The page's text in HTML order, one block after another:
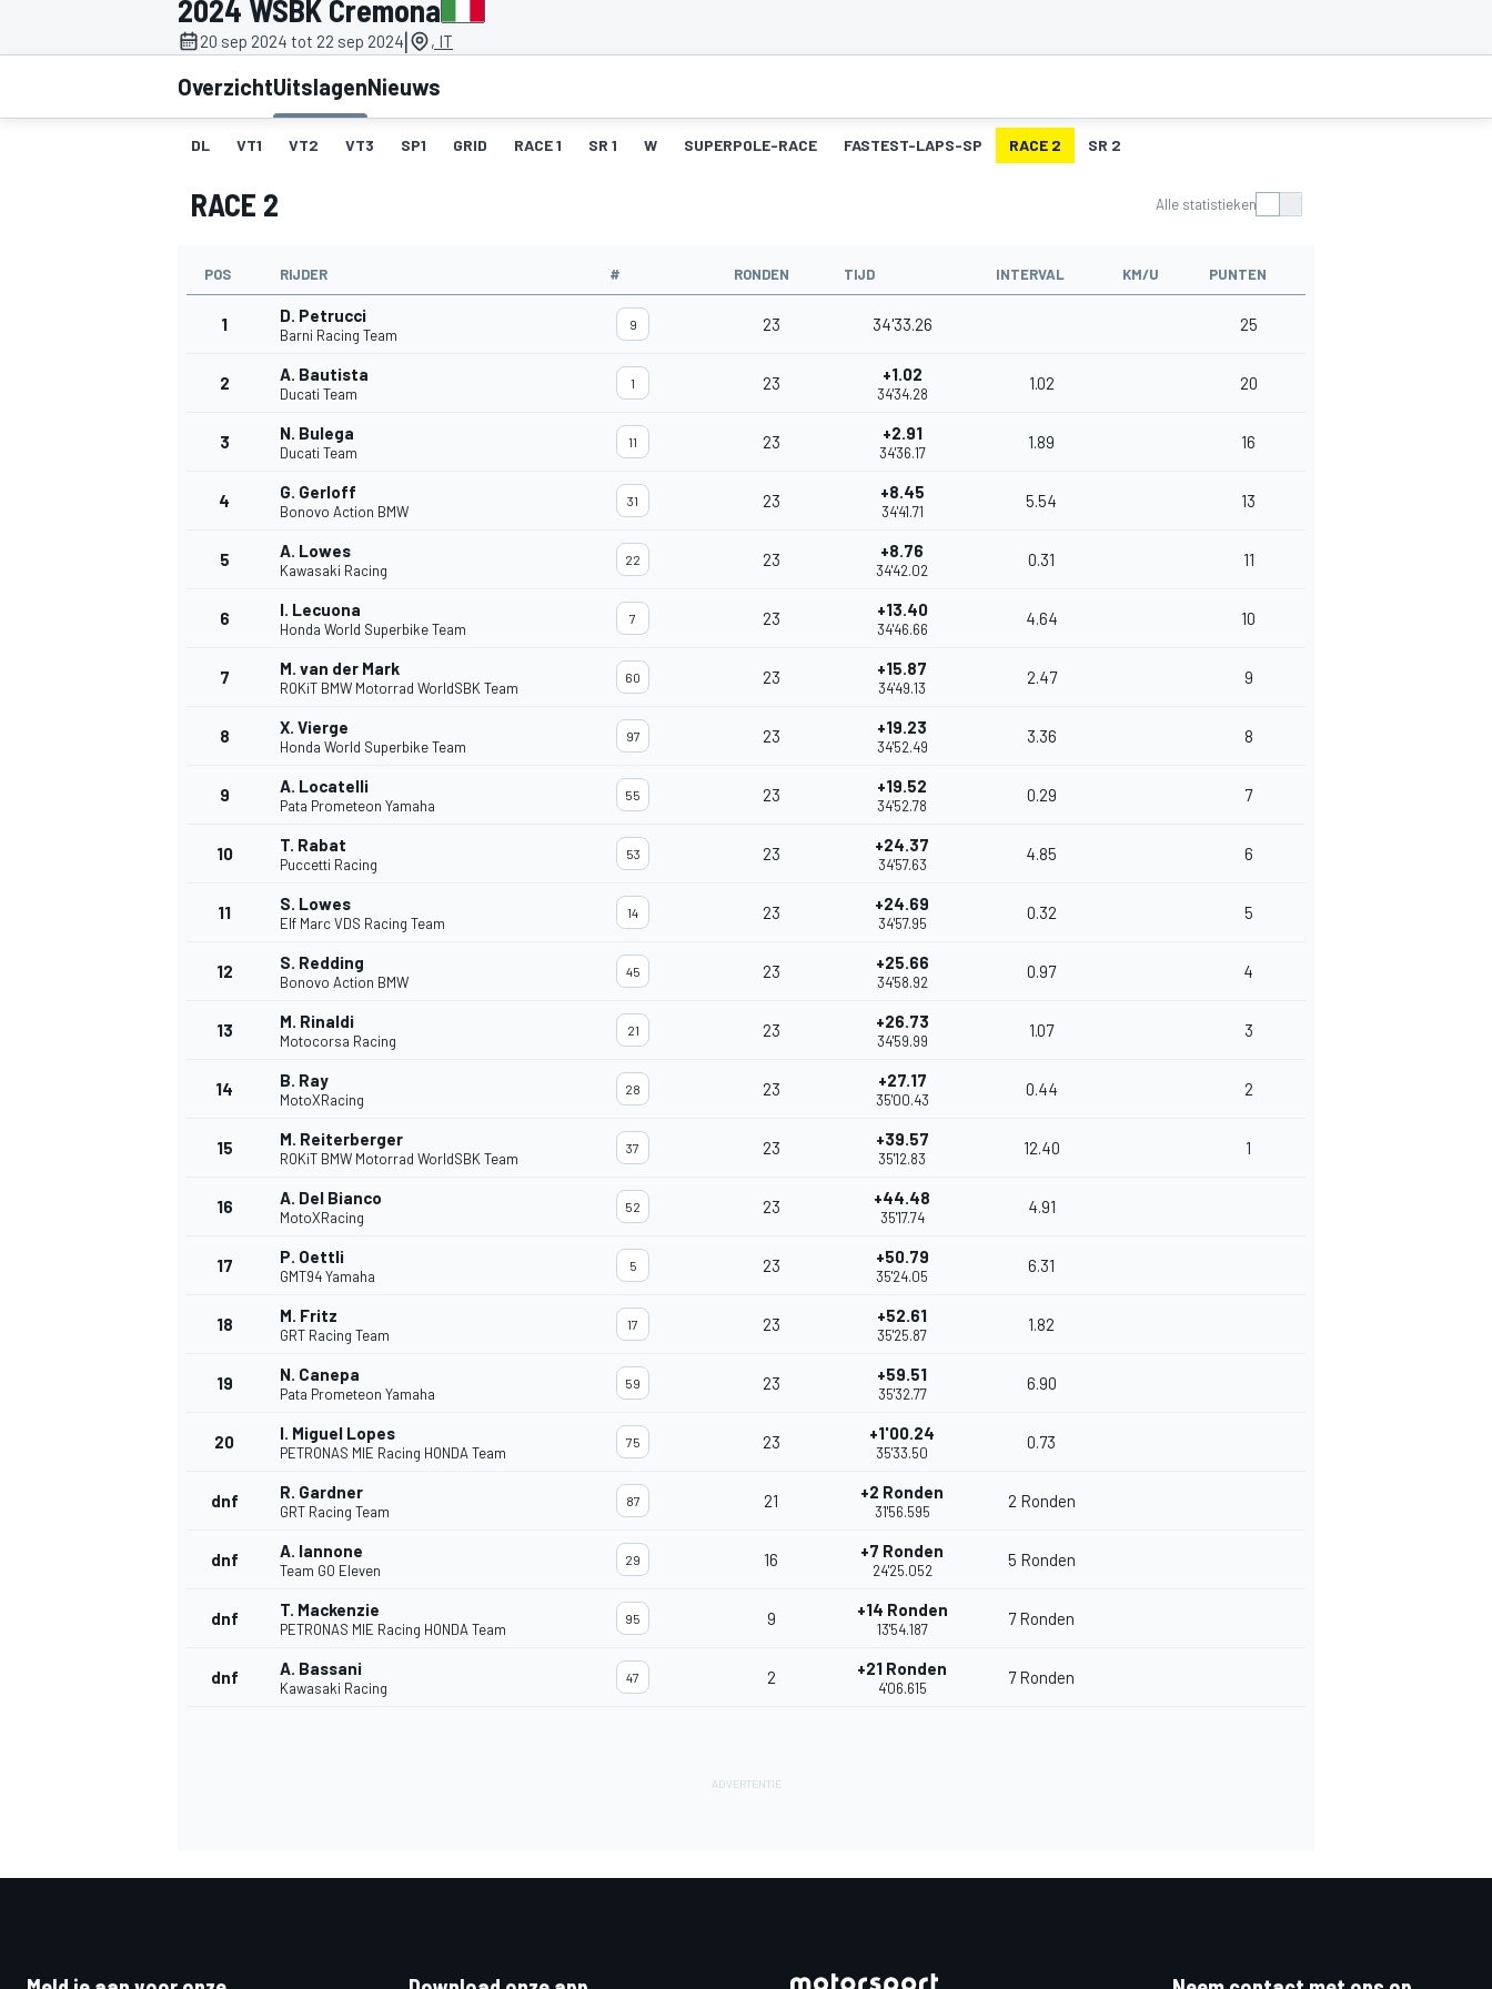
DTM
2024 WSBK Cremona
20 sep 2024 tot 22 sep 2024| , IT
OverzichtUitslagenNieuws
DL VT1 VT2 VT3 SP1 GRID RACE 1 SR 1 W SUPERPOLE-RACE FASTEST-LAPS-SP RACE 2 SR 2
RACE 2 Alle statistieken
POS RIJDER # RONDEN TIJD INTERVAL KM/U PUNTEN
1 D. Petrucci
Barni Racing Team
9 23 34'33.26 25
2 A. Bautista
Ducati Team
1 23 +1.02
34'34.28
1.02 20
3 N. Bulega
Ducati Team
11 23 +2.91
34'36.17
1.89 16
4 G. Gerloff
Bonovo Action BMW
31 23 +8.45
34'41.71
5.54 13
5 A. Lowes
Kawasaki Racing
22 23 +8.76
34'42.02
0.31 11
6 I. Lecuona
Honda World Superbike Team
7 23 +13.40
34'46.66
4.64 10
7 M. van der Mark
ROKiT BMW Motorrad WorldSBK Team
60 23 +15.87
34'49.13
2.47 9
8 X. Vierge
Honda World Superbike Team
97 23 +19.23
34'52.49
3.36 8
9 A. Locatelli
Pata Prometeon Yamaha
55 23 +19.52
34'52.78
0.29 7
10 T. Rabat
Puccetti Racing
53 23 +24.37
34'57.63
4.85 6
11 S. Lowes
Elf Marc VDS Racing Team
14 23 +24.69
34'57.95
0.32 5
12 S. Redding
Bonovo Action BMW
45 23 +25.66
34'58.92
0.97 4
13 M. Rinaldi
Motocorsa Racing
21 23 +26.73
34'59.99
1.07 3
14 B. Ray
MotoXRacing
28 23 +27.17
35'00.43
0.44 2
15 M. Reiterberger
ROKiT BMW Motorrad WorldSBK Team
37 23 +39.57
35'12.83
12.40 1
16 A. Del Bianco
MotoXRacing
52 23 +44.48
35'17.74
4.91
17 P. Oettli
GMT94 Yamaha
5 23 +50.79
35'24.05
6.31
18 M. Fritz
GRT Racing Team
17 23 +52.61
35'25.87
1.82
19 N. Canepa
Pata Prometeon Yamaha
59 23 +59.51
35'32.77
6.90
20 I. Miguel Lopes
PETRONAS MIE Racing HONDA Team
75 23 +1'00.24
35'33.50
0.73
dnf R. Gardner
GRT Racing Team
87 21 +2 Ronden
31'56.595
2 Ronden
dnf A. Iannone
Team GO Eleven
29 16 +7 Ronden
24'25.052
5 Ronden
dnf T. Mackenzie
PETRONAS MIE Racing HONDA Team
95 9 +14 Ronden
13'54.187
7 Ronden
dnf A. Bassani
Kawasaki Racing
47 2 +21 Ronden
4'06.615
7 Ronden